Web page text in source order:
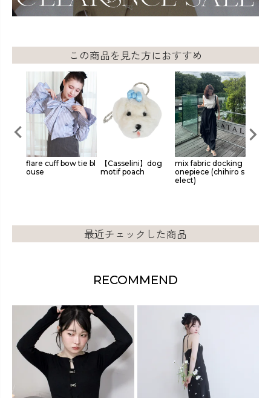
この商品を見た方におすすめ
flare cuff bow tie bl
ouse
【Casselini】dog
motif poach
mix fabric docking
onepiece (chihiro s
elect)
最近チェックした商品
RECOMMEND